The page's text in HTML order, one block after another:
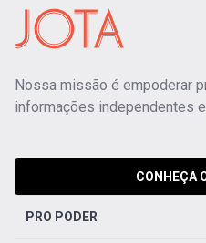
Nossa missão é empoderar
informações independentes
CONHEÇA
PRO PODER